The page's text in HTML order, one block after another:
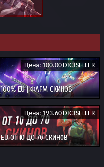
Цена: 100.00 DIGISELLER
100% EU | ФАРМ СКИНОВ
Цена: 193.60 DIGISELLER
EU ОТ 10 ДО 70 СКИНОВ